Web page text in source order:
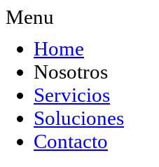
Menu
Home
Nosotros
Servicios
Soluciones
Contacto